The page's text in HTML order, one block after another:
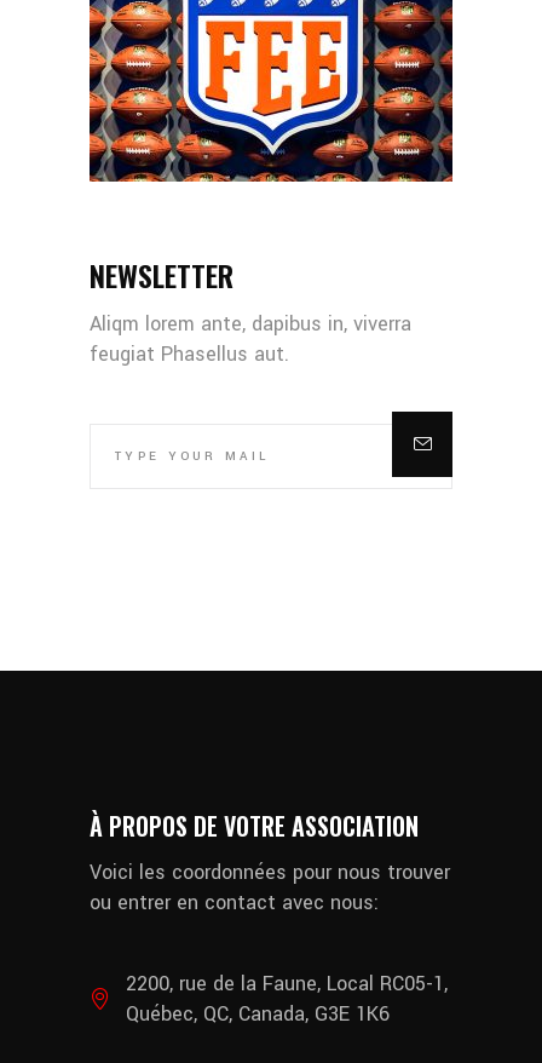
NEWSLETTER
Aliqm lorem ante, dapibus in, viverra
feugiat Phasellus aut.
À PROPOS DE VOTRE ASSOCIATION
Voici les coordonnées pour nous trouver
ou entrer en contact avec nous:
2200, rue de la Faune, Local RC05-1,
Québec, QC, Canada, G3E 1K6